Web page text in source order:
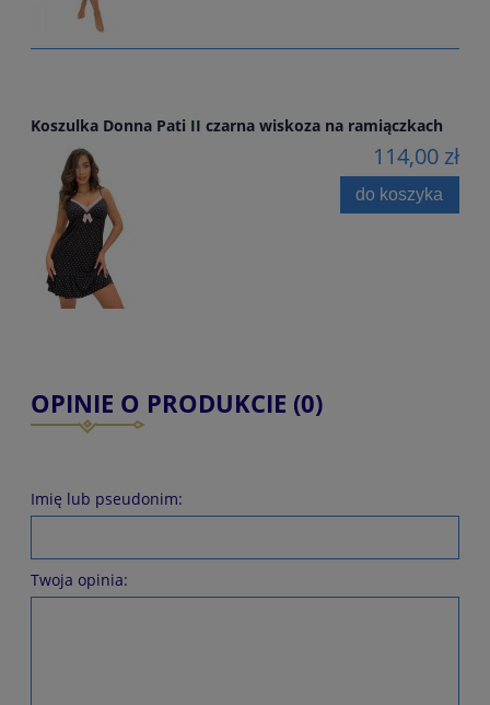
Koszulka Donna Pati II czarna wiskoza na ramiączkach
114,00 zł
do koszyka
OPINIE O PRODUKCIE (0)
Imię lub pseudonim:
Twoja opinia: